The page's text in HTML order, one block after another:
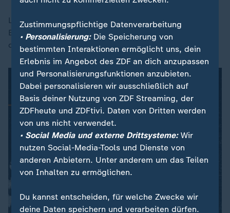
Landry bezeichnete es auf der Plattform X als eine
Ehre, dazu beitragen zu dürfen, "Grönland einen Teil
der USA zu machen".
Zustimmungspflichtige Datenverarbeitung
• Personalisierung:Die Speicherung von
bestimmten Interaktionen ermöglicht uns, dein
Erlebnis im Angebot des ZDF an dich anzupassen
und Personalisierungsfunktionen anzubieten.
Dabei personalisieren wir ausschließlich auf
Basis deiner Nutzung von ZDF Streaming, der
ZDFheute und ZDFtivi. Daten von Dritten werden
von uns nicht verwendet.
• Social Media und externe Drittsysteme:Wir
nutzen Social-Media-Tools und Dienste von
anderen Anbietern. Unter anderem um das Teilen
von Inhalten zu ermöglichen.
Du kannst entscheiden, für welche Zwecke wir
deine Daten speichern und verarbeiten dürfen.